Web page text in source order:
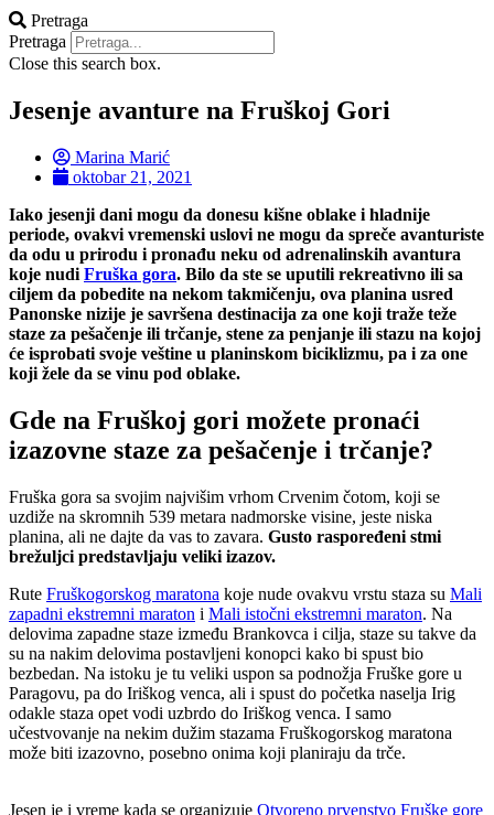
Pretraga
Pretraga
Close this search box.
Jesenje avanture na Fruškoj Gori
Marina Marić
oktobar 21, 2021
Iako jesenji dani mogu da donesu kišne oblake i hladnije
periode, ovakvi vremenski uslovi ne mogu da spreče avanturiste
da odu u prirodu i pronađu neku od adrenalinskih avantura
koje nudi Fruška gora. Bilo da ste se uputili rekreativno ili sa
ciljem da pobedite na nekom takmičenju, ova planina usred
Panonske nizije je savršena destinacija za one koji traže teže
staze za pešačenje ili trčanje, stene za penjanje ili stazu na kojoj
će isprobati svoje veštine u planinskom biciklizmu, pa i za one
koji žele da se vinu pod oblake.
Gde na Fruškoj gori možete pronaći
izazovne staze za pešačenje i trčanje?
Fruška gora sa svojim najvišim vrhom Crvenim čotom, koji se
uzdiže na skromnih 539 metara nadmorske visine, jeste niska
planina, ali ne dajte da vas to zavara. Gusto raspoređeni stmi
brežuljci predstavljaju veliki izazov.
Rute Fruškogorskog maratona koje nude ovakvu vrstu staza su Mali
zapadni ekstremni maraton i Mali istočni ekstremni maraton. Na
delovima zapadne staze između Brankovca i cilja, staze su takve da
su na nakim delovima postavljeni konopci kako bi spust bio
bezbedan. Na istoku je tu veliki uspon sa podnožja Fruške gore u
Paragovu, pa do Iriškog venca, ali i spust do početka naselja Irig
odakle staza opet vodi uzbrdo do Iriškog venca. I samo
učestvovanje na nekim dužim stazama Fruškogorskog maratona
može biti izazovno, posebno onima koji planiraju da trče.
Jesen je i vreme kada se organizuje Otvoreno prvenstvo Fruške gore